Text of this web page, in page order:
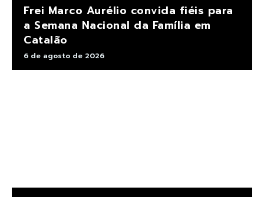
Frei Marco Aurélio convida fiéis para
a Semana Nacional da Família em
Catalão
6 de agosto de 2026